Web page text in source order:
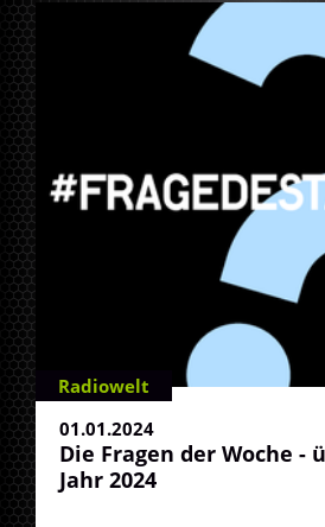
Radiowelt
01.01.2024
Die Fragen der Woche -
Jahr 2024